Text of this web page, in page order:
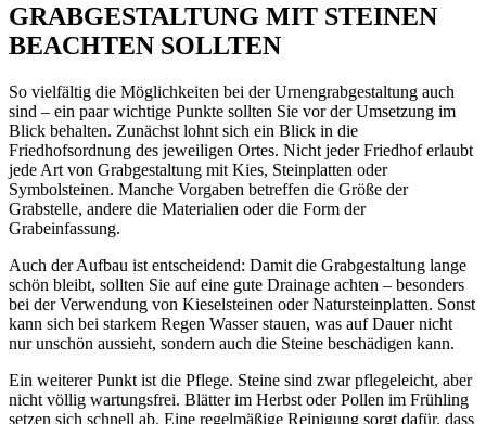
GRABGESTALTUNG MIT STEINEN
BEACHTEN SOLLTEN
So vielfältig die Möglichkeiten bei der Urnengrabgestaltung auch
sind – ein paar wichtige Punkte sollten Sie vor der Umsetzung im
Blick behalten. Zunächst lohnt sich ein Blick in die
Friedhofsordnung des jeweiligen Ortes. Nicht jeder Friedhof erlaubt
jede Art von Grabgestaltung mit Kies, Steinplatten oder
Symbolsteinen. Manche Vorgaben betreffen die Größe der
Grabstelle, andere die Materialien oder die Form der
Grabeinfassung.
Auch der Aufbau ist entscheidend: Damit die Grabgestaltung lange
schön bleibt, sollten Sie auf eine gute Drainage achten – besonders
bei der Verwendung von Kieselsteinen oder Natursteinplatten. Sonst
kann sich bei starkem Regen Wasser stauen, was auf Dauer nicht
nur unschön aussieht, sondern auch die Steine beschädigen kann.
Ein weiterer Punkt ist die Pflege. Steine sind zwar pflegeleicht, aber
nicht völlig wartungsfrei. Blätter im Herbst oder Pollen im Frühling
setzen sich schnell ab. Eine regelmäßige Reinigung sorgt dafür, dass